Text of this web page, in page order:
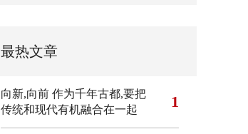
最热文章
向新,向前 作为千年古都,要把
传统和现代有机融合在一起
1